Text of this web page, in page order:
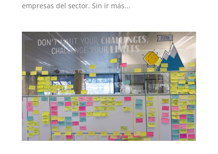
empresas del sector. Sin ir más...